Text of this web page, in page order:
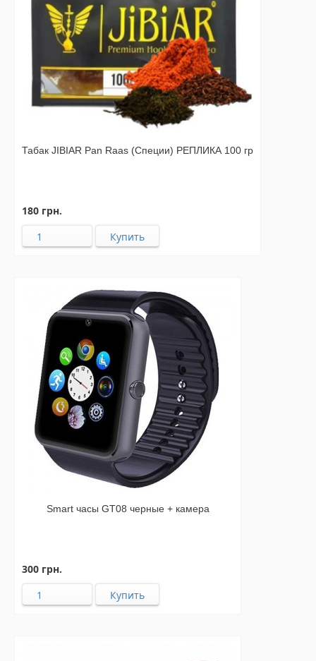
Табак JIBIAR Pan Raas (Специи) РЕПЛИКА 100 гр
180 грн.
Smart часы GT08 черные + камера
300 грн.